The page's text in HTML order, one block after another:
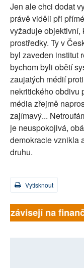
Jen ale chci dodat
právě viděli při
vyžaduje objektivní,
prostředky. Ty v
byl zaveden institut
bychom byli obětí
zaujatých médií
nekritického obdivu
média zřejmě
zajímavý...
je neuspokojivá,
demokracie vznikla
druhu.
Vytisknout
závisejí na